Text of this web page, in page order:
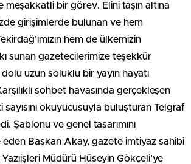
meşakkatli bir görev. Elini taşın altına
girişimlerde bulunan ve hem
hem de ülkemizin
sunan gazetecilerimize teşekkür
uzun soluklu bir yayın hayatı
sohbet havasında gerçekleşen
okuyucusuyla buluşturan Telgraf
Şablonu ve genel tasarımını
Başkan Akay, gazete imtiyaz sahibi
Müdürü Hüseyin Gökçeli’ye